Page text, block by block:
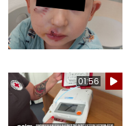
01:56